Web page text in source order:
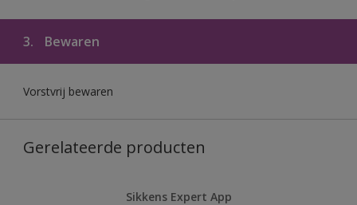
3. Bewaren
Vorstvrij bewaren
Gerelateerde producten
Sikkens Expert App